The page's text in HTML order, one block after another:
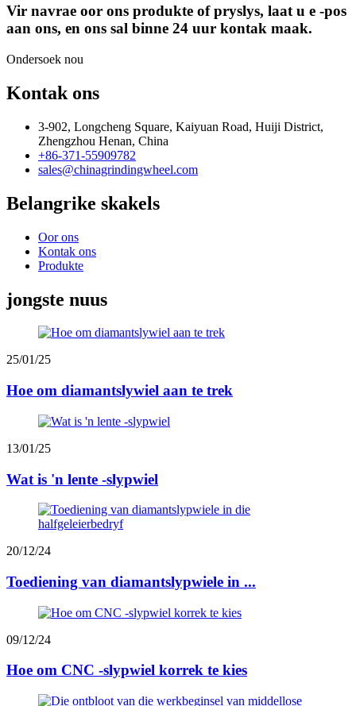
Vir navrae oor ons produkte of pryslys, laat u e -pos
aan ons, en ons sal binne 24 uur kontak maak.
Ondersoek nou
Kontak ons
3-902, Longcheng Square, Kaiyuan Road, Huiji District,
Zhengzhou Henan, China
+86-371-55909782
sales@chinagrindingwheel.com
Belangrike skakels
Oor ons
Kontak ons
Produkte
jongste nuus
25/01/25
Hoe om diamantslywiel aan te trek
13/01/25
Wat is 'n lente -slypwiel
20/12/24
Toediening van diamantslypwiele in ...
09/12/24
Hoe om CNC -slypwiel korrek te kies